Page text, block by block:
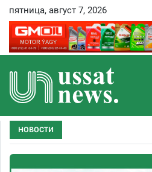
пятница, август 7, 2026
НОВОСТИ